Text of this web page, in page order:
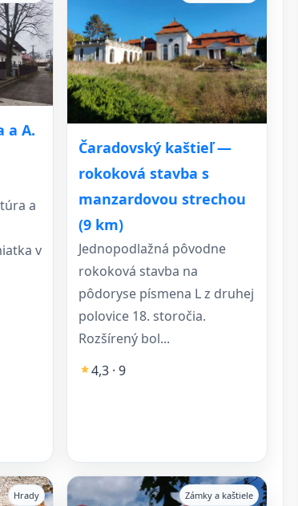
a A.
a
v
Čaradovský kaštieľ —
rokoková stavba s
manzardovou strechou
(9 km)
Jednopodlažná pôvodne
rokoková stavba na
pôdoryse písmena L z druhej
polovice 18. storočia.
Rozšírený bol...
4,3 · 9
Hrady Zámky a kaštiele